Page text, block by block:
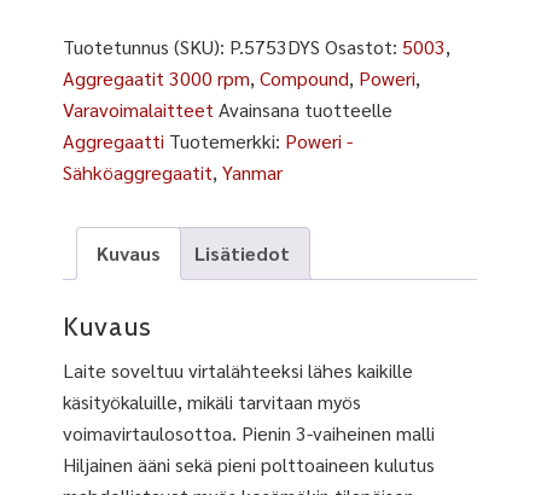
Tuotetunnus (SKU): P.5753DYS Osastot: 5003,
Aggregaatit 3000 rpm,Compound, Poweri,
Varavoimalaitteet Avainsana tuotteelle
Aggregaatti Tuotemerkki: Poweri -
Sähköaggregaatit,Yanmar
Kuvaus Lisätiedot
Kuvaus
Laite soveltuu virtalähteeksi lähes kaikille
käsityökaluille, mikäli tarvitaan myös
voimavirtaulosottoa. Pienin 3-vaiheinen malli
Hiljainen ääni sekä pieni polttoaineen kulutus